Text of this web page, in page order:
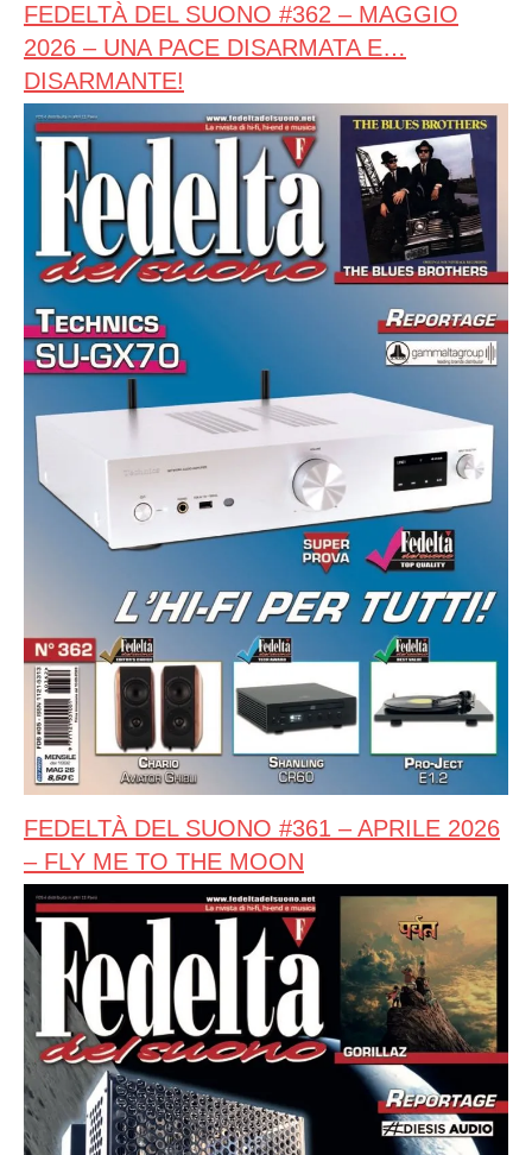
FEDELTÀ DEL SUONO #362 – MAGGIO
2026 – UNA PACE DISARMATA E…
DISARMANTE!
FEDELTÀ DEL SUONO #361 – APRILE 2026
– FLY ME TO THE MOON